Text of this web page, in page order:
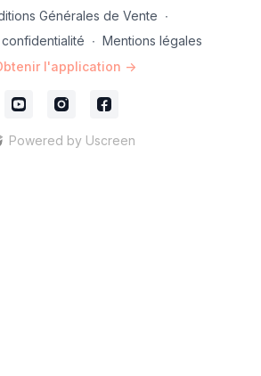
Générales de Vente ∙
∙ Mentions légales
l'application ->
Powered by Uscreen